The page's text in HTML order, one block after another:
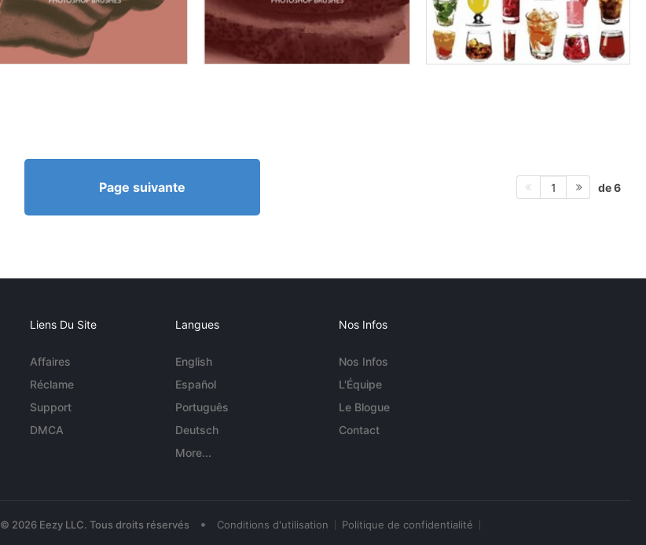
Page suivante 1 de 6
Liens Du Site
Affaires
Réclame
Support
DMCA
Langues
English
Español
Português
Deutsch
More...
Nos Infos
Nos Infos
L'Équipe
Le Blogue
Contact
© 2026 Eezy LLC. Tous droits réservés • Conditions d'utilisation Politique de confidentialité